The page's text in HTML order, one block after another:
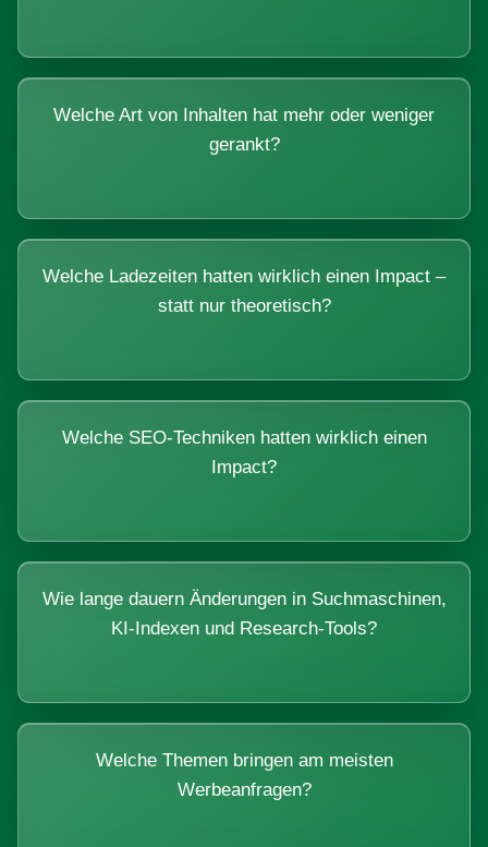
Welche Art von Inhalten hat mehr oder weniger
gerankt?
Welche Ladezeiten hatten wirklich einen Impact –
statt nur theoretisch?
Welche SEO-Techniken hatten wirklich einen
Impact?
Wie lange dauern Änderungen in Suchmaschinen,
KI-Indexen und Research-Tools?
Welche Themen bringen am meisten
Werbeanfragen?